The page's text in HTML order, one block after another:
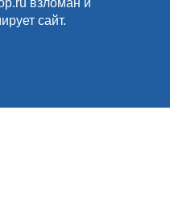
взломан и
сайт.